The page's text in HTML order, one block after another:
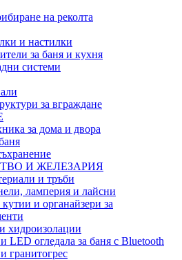
на реколта
и настилки
за баня и кухня
системи
за вграждане
за дома и двора
И ЖЕЛЕЗАРИЯ
и тръби
ламперия и лайсни
и органайзери за
хидроизолации
LED огледала за баня с Bluetooth
гранитогрес